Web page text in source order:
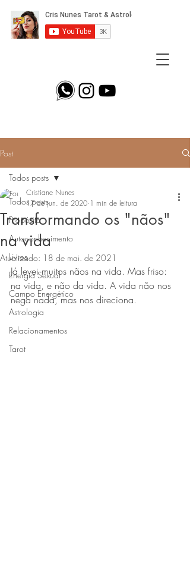
Post
Todos posts
Propósito
Autoconhecimento
Livros
Energia Sexual
Campo Energético
Astrologia
Relacionamentos
Tarot
Todos posts
Transformando os "nãos"
na vida
Cristiane Nunes
17 de jun. de 2020 1 min de leitura
Atualizado: 18 de mai. de 2021
Já levei muitos nãos na vida. Mas friso:
na vida, e não da vida. A vida não nos
nega nada, mas nos direciona.